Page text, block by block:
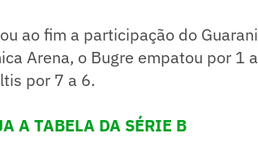
ao fim a participação do
Arena, o Bugre empatou por 1
por 7 a 6.
A TABELA DA SÉRIE B